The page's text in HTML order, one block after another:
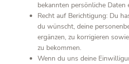
bekannten persönliche Daten
Recht auf Berichtigung: Du
du wünscht, deine
ergänzen, zu korrigieren
zu bekommen.
Wenn du uns deine